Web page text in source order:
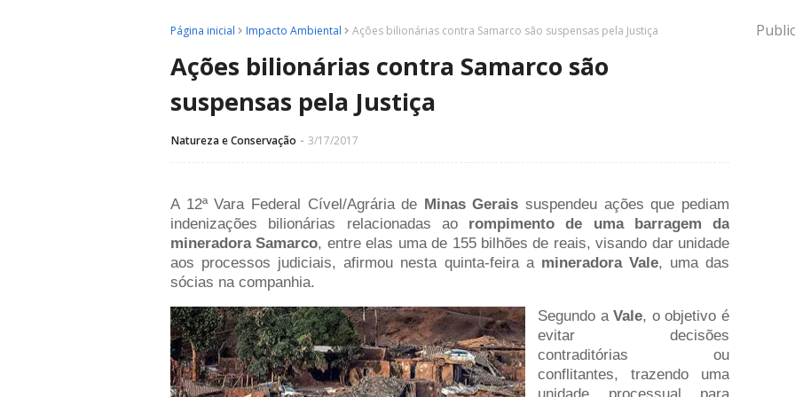
Página inicial Impacto Ambiental Ações bilionárias contra Samarco são suspensas pela Justiça
Ações bilionárias contra Samarco são
suspensas pela Justiça
Natureza e Conservação 3/17/2017
A 12ª Vara Federal Cível/Agrária de Minas Gerais suspendeu ações que pediam
indenizações bilionárias relacionadas ao rompimento de uma barragem da
mineradora Samarco, entre elas uma de 155 bilhões de reais, visando dar unidade
aos processos judiciais, afirmou nesta quinta-feira amineradora Vale, uma das
sócias na companhia.
Segundo aVale, o objetivo é
evitar decisões
contraditórias ou
conflitantes, trazendo uma